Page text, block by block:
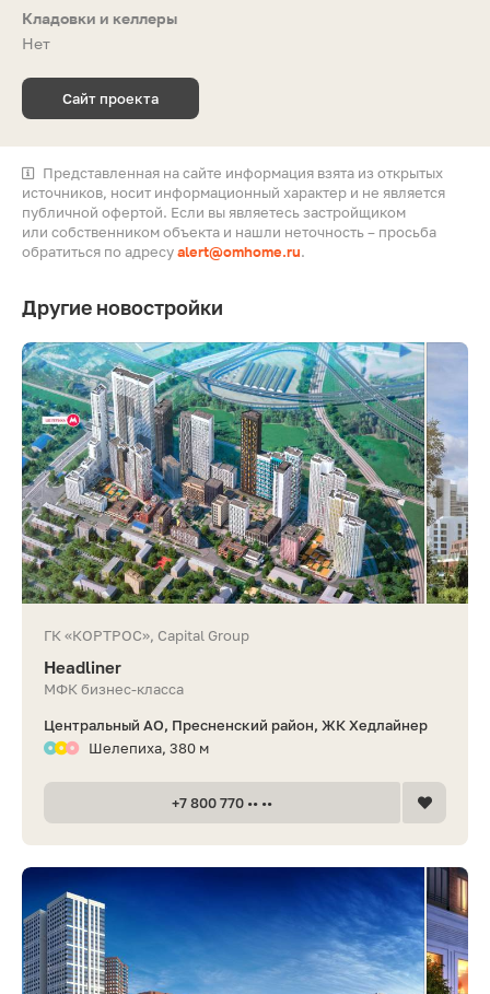
Кладовки и келлеры
Нет
Сайт проекта
Представленная на сайте информация взята из открытых
источников, носит информационный характер и не является
публичной офертой. Если вы являетесь застройщиком
или собственником объекта и нашли неточность – просьба
обратиться по адресуalert@omhome.ru.
Другие новостройки
ГК «КОРТРОС», Capital Group
Headliner
МФК бизнес-класса
Центральный АО, Пресненский район, ЖК Хедлайнер
Шелепиха, 380 м
+7 800 770 •• ••